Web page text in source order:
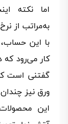
اما نکته
به‌مراتب از
با این
کار می‌رود که
گفتنی است
ورق نیز
این